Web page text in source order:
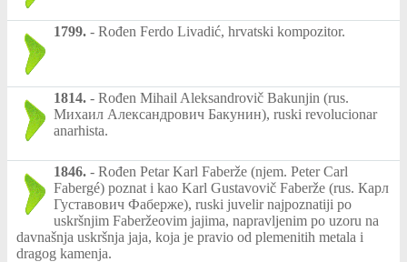
1799. - Rođen Ferdo Livadić, hrvatski kompozitor.
1814. - Rođen Mihail Aleksandrovič Bakunjin (rus.
Михаил Александрович Бакунин), ruski revolucionar
anarhista.
1846. - Rođen Petar Karl Faberže (njem. Peter Carl
Fabergé) poznat i kao Karl Gustavovič Faberže (rus. Карл
Густавович Фаберже), ruski juvelir najpoznatiji po
uskršnjim Faberžeovim jajima, napravljenim po uzoru na
davnašnja uskršnja jaja, koja je pravio od plemenitih metala i
dragog kamenja.